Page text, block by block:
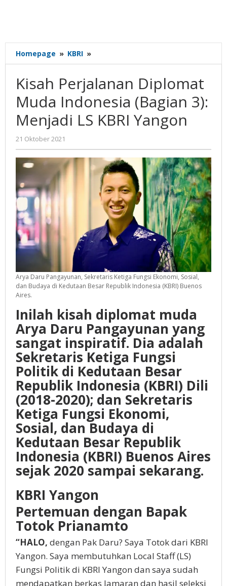
Homepage » KBRI »
Perjalanan
Muda
Indonesia
(Bagian
3):
Menjadi
KBRI
Yangon
Kisah Perjalanan Diplomat
Muda Indonesia (Bagian 3):
Menjadi LS KBRI Yangon
21 Oktober 2021
Gatot
Susanto
Arya Daru Pangayunan, Sekretaris Ketiga Fungsi Ekonomi, Sosial,
dan Budaya di Kedutaan Besar Republik Indonesia (KBRI) Buenos
Aires.
Inilah kisah diplomat muda
Arya Daru Pangayunan yang
sangat inspiratif. Dia adalah
Sekretaris Ketiga Fungsi
Politik di Kedutaan Besar
Republik Indonesia (KBRI) Dili
(2018-2020); dan Sekretaris
Ketiga Fungsi Ekonomi,
Sosial, dan Budaya di
Kedutaan Besar Republik
Indonesia (KBRI) Buenos Aires
sejak 2020 sampai sekarang.
KBRI Yangon
Pertemuan dengan Bapak
Totok Prianamto
“HALO, dengan Pak Daru? Saya Totok dari KBRI
Yangon. Saya membutuhkan Local Staff (LS)
Fungsi Politik di KBRI Yangon dan saya sudah
mendapatkan berkas lamaran dan hasil seleksi